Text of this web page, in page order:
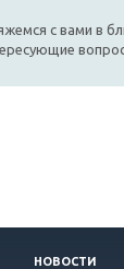
с вами в
НОВОСТИ